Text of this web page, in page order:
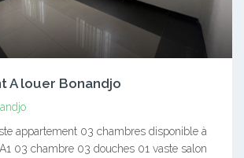
A louer Bonandjo
appartement 03 chambres disponible à
03 chambre 03 douches 01 vaste salon